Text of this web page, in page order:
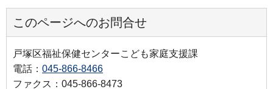
このページへのお問合せ
戸塚区福祉保健センターこども家庭支援課
電話： 045-866-8466
ファクス：045-866-8473